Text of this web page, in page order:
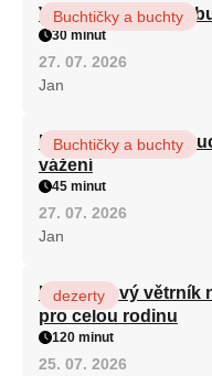
Vláčná olejová litá
Buchtičky a buchty
30 minut
27. 07. 2026
Jan
Hrnková maková
vážení
Buchtičky a buchty
45 minut
27. 07. 2026
Jan
Karamelový větrník
pro celou rodinu
dezerty
120 minut
25. 07. 2026